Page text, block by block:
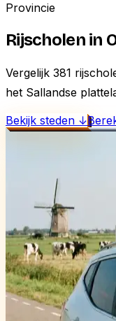
Provincie
Rijscholen in
Vergelijk 381
het Sallandse
Bekijk steden ↓